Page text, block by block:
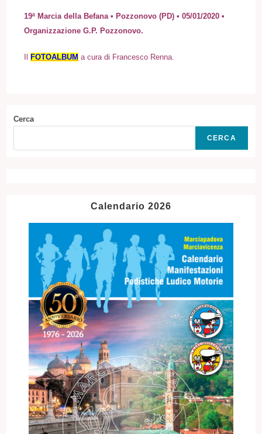
19ª Marcia della Befana • Pozzonovo (PD) • 05/01/2020 •
Organizzazione G.P. Pozzonovo.
FOTOALBUM a cura di Francesco Renna.
Cerca
CERCA
Calendario 2026